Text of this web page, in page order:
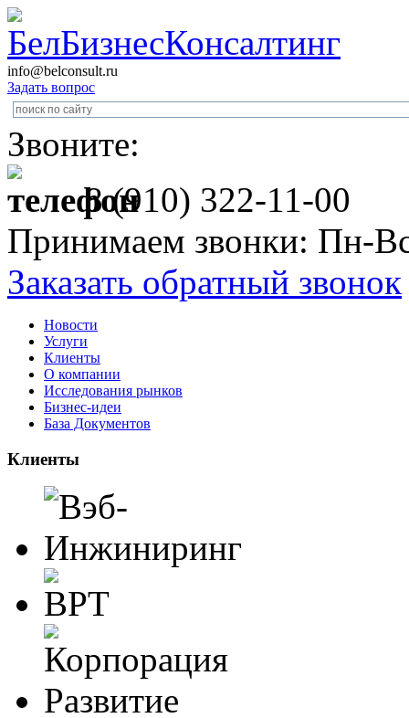
info@belconsult.ru
Задать вопрос
Звоните:
8 (910) 322-11-00
Принимаем звонки: Пн-
Заказать обратный звонок
Новости
Услуги
Клиенты
О компании
Исследования рынков
Бизнес-идеи
База Документов
Клиенты